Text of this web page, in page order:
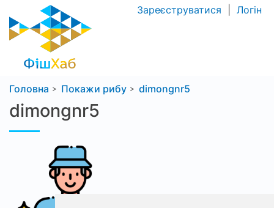
Зареєструватися Логін
Головна Покажи рибу dimongnr5
dimongnr5